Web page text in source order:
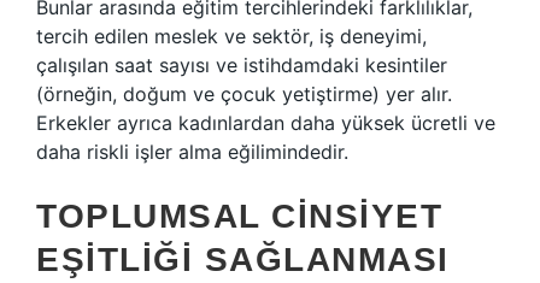
Bunlar arasında eğitim tercihlerindeki farklılıklar,
tercih edilen meslek ve sektör, iş deneyimi,
çalışılan saat sayısı ve istihdamdaki kesintiler
(örneğin, doğum ve çocuk yetiştirme) yer alır.
Erkekler ayrıca kadınlardan daha yüksek ücretli ve
daha riskli işler alma eğilimindedir.
TOPLUMSAL CINSIYET
EŞITLIĞI SAĞLANMASI